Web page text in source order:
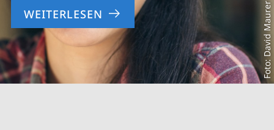
Foto: David Maurer
WEITERLESEN